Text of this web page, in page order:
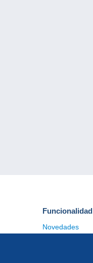
Funcionalidad
Novedades